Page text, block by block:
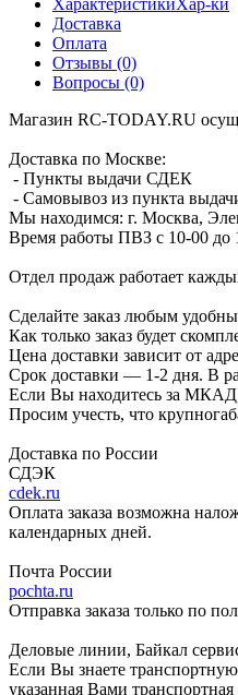
Доставка
Оплата
Отзывы (0)
Вопросы (0)
Магазин RC-TODAY.RU
Доставка по Москве:
- Пункты выдачи СДЕК
- Самовывоз из пункта
Мы находимся: г. Москва,
Время работы ПВЗ с 10-00 до
Отдел продаж работает
Сделайте заказ любым
Как только заказ будет
Цена доставки зависит от
Срок доставки — 1-2 дня. В
Если Вы находитесь за
Просим учесть, что
Доставка по России
СДЭК
cdek.ru
Оплата заказа возможна
календарных дней.
Почта России
pochta.ru
Отправка заказа только по
Деловые линии, Байкал
Если Вы знаете
указанная Вами